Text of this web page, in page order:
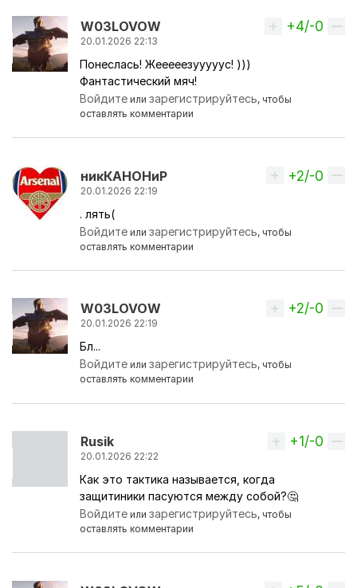
W03LOVOW
20.01.2026 22:13
Вверх
+4/-0
Понеслась! Жееееезууууус! )))
Фантастический мяч!
Войдите илизарегистрируйтесь, чтобы
оставлять комментарии
никКАНОНиР
20.01.2026 22:19
Вверх
+2/-0
. лять(
Войдите илизарегистрируйтесь, чтобы
оставлять комментарии
W03LOVOW
20.01.2026 22:19
Вверх
+2/-0
Бл...
Войдите илизарегистрируйтесь, чтобы
оставлять комментарии
Rusik
20.01.2026 22:22
Вверх
+1/-0
Как это тактика называется, когда
защитиники пасуются между собой?🤔
Войдите илизарегистрируйтесь, чтобы
оставлять комментарии